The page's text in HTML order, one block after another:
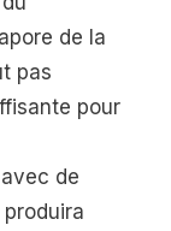
de la
pas
pour
de